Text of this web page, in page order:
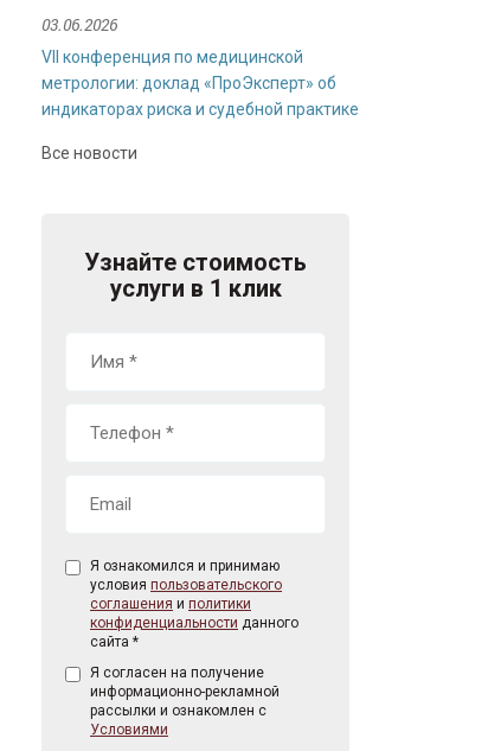
03.06.2026
VII конференция по медицинской
метрологии: доклад «ПроЭксперт» об
индикаторах риска и судебной практике
Все новости
Узнайте стоимость
услуги в 1 клик
Я ознакомился и принимаю
условия пользовательского
соглашения и политики
конфиденциальности данного
сайта *
Я согласен на получение
информационно-рекламной
рассылки и ознакомлен с
Условиями